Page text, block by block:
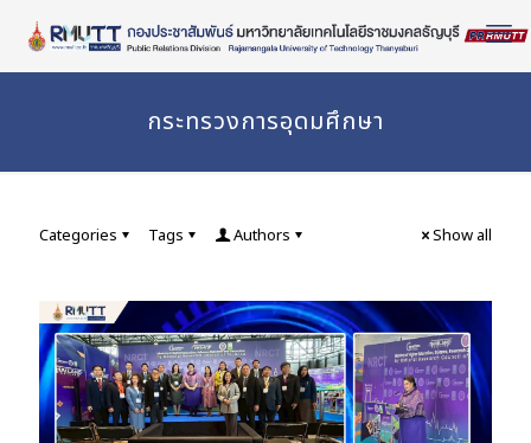
Content
กระทรวงการอุดมศึกษา
Categories Tags Authors Show all